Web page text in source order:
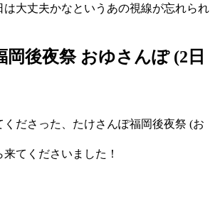
は大丈夫かなというあの視線が忘れられ
後夜祭 おゆさんぽ (2日
くださった、たけさんぽ福岡後夜祭 (お
てくださいました！